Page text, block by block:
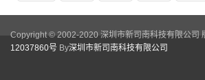
Copyright © 2002-2020 深圳市新司南科技有限公司
12037860号 By深圳市新司南科技有限公司